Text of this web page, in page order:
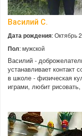
Василий С.
Дата рождения: Октябрь
Пол: мужской
Василий -
устанавливает
в школе - физическая
играми, любит